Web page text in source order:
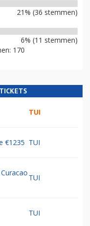
21% (36 stemmen)
6% (11 stemmen)
170
TUI
€1235 TUI
TUI
TUI